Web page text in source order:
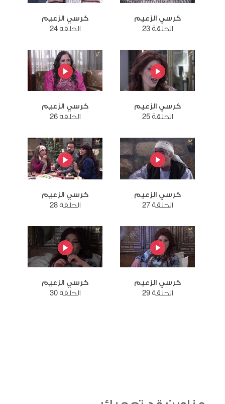
كرسي الزعيم
الحلقة 23
كرسي الزعيم
الحلقة 24
كرسي الزعيم
الحلقة 25
كرسي الزعيم
الحلقة 26
كرسي الزعيم
الحلقة 27
كرسي الزعيم
الحلقة 28
كرسي الزعيم
الحلقة 29
كرسي الزعيم
الحلقة 30